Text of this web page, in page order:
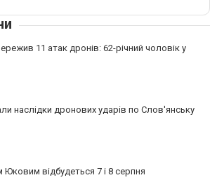
11 атак дронів: 62-річний чоловік у
наслідки дронових ударів по Слов'янську
відбудеться 7 і 8 серпня